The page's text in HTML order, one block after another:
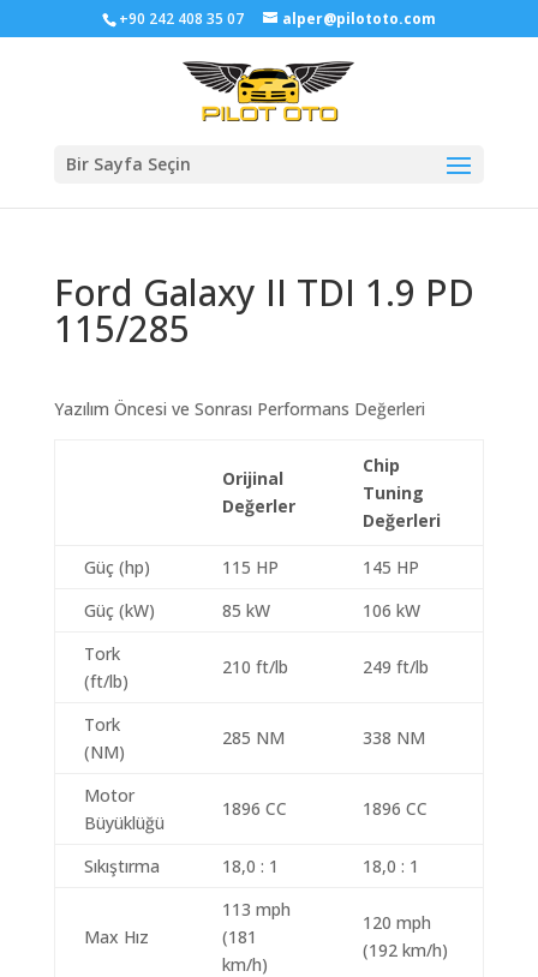
+90 242 408 35 07 alper@pilototo.com
Bir Sayfa Seçin
Ford Galaxy II TDI 1.9 PD
115/285
Yazılım Öncesi ve Sonrası Performans Değerleri
Orijinal
Değerler
Chip
Tuning
Değerleri
Güç (hp) 115 HP
145 HP
Güç (kW)
85 kW
106 kW
Tork
(ft/lb)
210 ft/lb 249 ft/lb
Tork
(NM)
285 NM 338 NM
Motor
Büyüklüğü
1896 CC 1896 CC
Sıkıştırma 18,0 : 1 18,0 : 1
Max Hız
113 mph
(181
km/h)
120 mph
(192 km/h)